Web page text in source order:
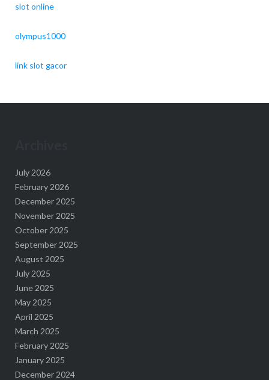
slot online
olympus1000
link slot gacor
July 2026
February 2026
December 2025
November 2025
October 2025
September 2025
August 2025
July 2025
June 2025
May 2025
April 2025
March 2025
February 2025
January 2025
December 2024